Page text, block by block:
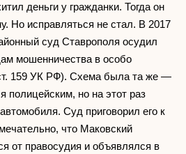
деньги у гражданки. Тогда он
Но исправляться не стал. В 2017
суд Ставрополя осудил
мошенничества в особо
159 УК РФ). Схема была та же —
полицейским, но на этот раз
Суд приговорил его к
что Маковский
от правосудия и объявлялся в